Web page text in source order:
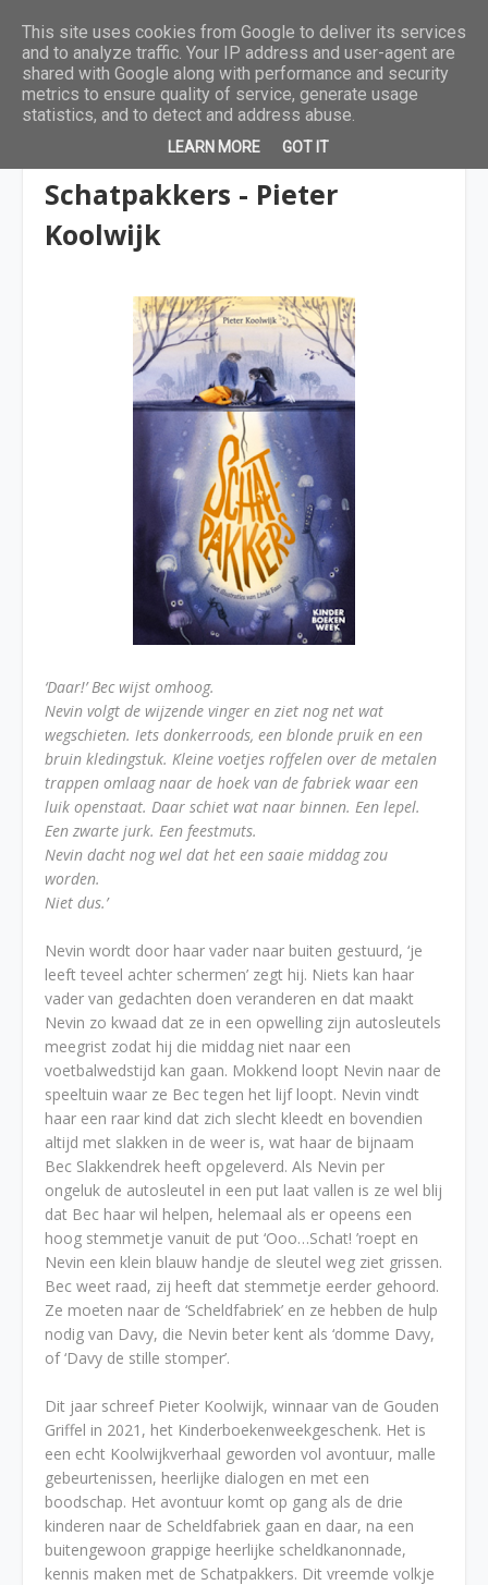
Schatpakkers - Pieter
Koolwijk
‘Daar!’ Bec wijst omhoog.
Nevin volgt de wijzende vinger en ziet nog net wat
wegschieten. Iets donkerroods, een blonde pruik en een
bruin kledingstuk. Kleine voetjes roffelen over de metalen
trappen omlaag naar de hoek van de fabriek waar een
luik openstaat. Daar schiet wat naar binnen. Een lepel.
Een zwarte jurk. Een feestmuts.
Nevin dacht nog wel dat het een saaie middag zou
worden.
Niet dus.’
Nevin wordt door haar vader naar buiten gestuurd, ‘je
leeft teveel achter schermen’ zegt hij. Niets kan haar
vader van gedachten doen veranderen en dat maakt
Nevin zo kwaad dat ze in een opwelling zijn autosleutels
meegrist zodat hij die middag niet naar een
voetbalwedstijd kan gaan. Mokkend loopt Nevin naar de
speeltuin waar ze Bec tegen het lijf loopt. Nevin vindt
haar een raar kind dat zich slecht kleedt en bovendien
altijd met slakken in de weer is, wat haar de bijnaam
Bec Slakkendrek heeft opgeleverd. Als Nevin per
ongeluk de autosleutel in een put laat vallen is ze wel blij
dat Bec haar wil helpen, helemaal als er opeens een
hoog stemmetje vanuit de put ‘Ooo…Schat! ’roept en
Nevin een klein blauw handje de sleutel weg ziet grissen.
Bec weet raad, zij heeft dat stemmetje eerder gehoord.
Ze moeten naar de ‘Scheldfabriek’ en ze hebben de hulp
nodig van Davy, die Nevin beter kent als ‘domme Davy,
of ‘Davy de stille stomper’.
Dit jaar schreef Pieter Koolwijk, winnaar van de Gouden
Griffel in 2021, het Kinderboekenweekgeschenk. Het is
een echt Koolwijkverhaal geworden vol avontuur, malle
gebeurtenissen, heerlijke dialogen en met een
boodschap. Het avontuur komt op gang als de drie
kinderen naar de Scheldfabriek gaan en daar, na een
buitengewoon grappige heerlijke scheldkanonnade,
kennis maken met de Schatpakkers. Dit vreemde volkje
This site uses cookies from Google to deliver its services
and to analyze traffic. Your IP address and user-agent are
shared with Google along with performance and security
metrics to ensure quality of service, generate usage
statistics, and to detect and address abuse.
LEARN MORE GOT IT